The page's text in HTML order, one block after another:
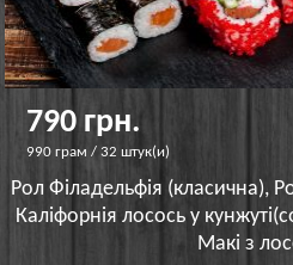
790 грн.
990 грам / 32 штук(и)
Рол Філадельфія (класична),
Каліфорнія лосось у
Макі з